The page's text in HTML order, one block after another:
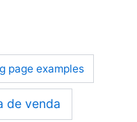
page examples
de venda